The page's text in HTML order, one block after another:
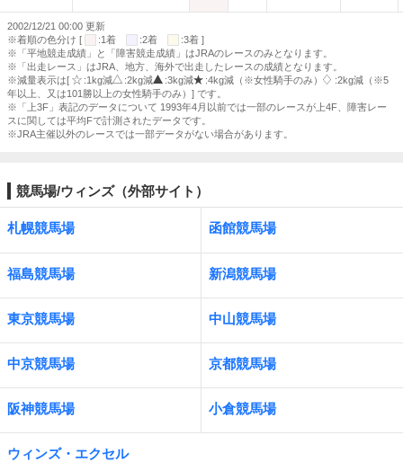
2002/12/21 00:00 更新
※着順の色分け [
:1着 :2着
:3着 ]
※「平地競走成績」と「障害競走成績」はJRAのレースのみとなります。
※「出走レース」はJRA、地方、海外で出走したレースの成績となります。
※減量表示は[
:1kg減 :2kg減 :3kg減 :4kg減（※女性騎手のみ）
:2kg減（※5
年以上、又は101勝以上の女性騎手のみ）] です。
※「上3F」表記のデータについて 1993年4月以前では一部のレースが上4F、障害レー
スに関しては平均Fで計測されたデータです。
※JRA主催以外のレースでは一部データがない場合があります。
競馬場/ウィンズ（外部サイト）
札幌競馬場 函館競馬場
福島競馬場 新潟競馬場
東京競馬場 中山競馬場
中京競馬場 京都競馬場
阪神競馬場 小倉競馬場
ウィンズ・エクセル